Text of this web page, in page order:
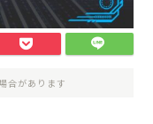
合があります